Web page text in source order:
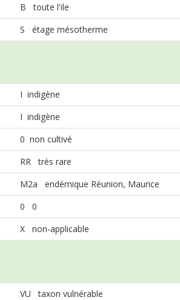
B toute l'ile
S étage mésotherme
I indigène
I indigène
0 non cultivé
RR très rare
M2a endémique Réunion, Maurice
0 0
X non-applicable
VU taxon vulnérable